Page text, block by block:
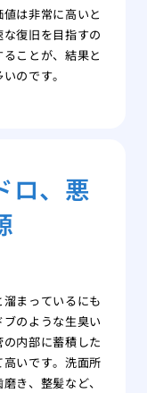
は非常に高いと
復旧を目指すの
ことが、結果と
のです。
ロ、悪
まっているにも
のような生臭い
内部に蓄積した
高いです。洗面所
き、整髪など、